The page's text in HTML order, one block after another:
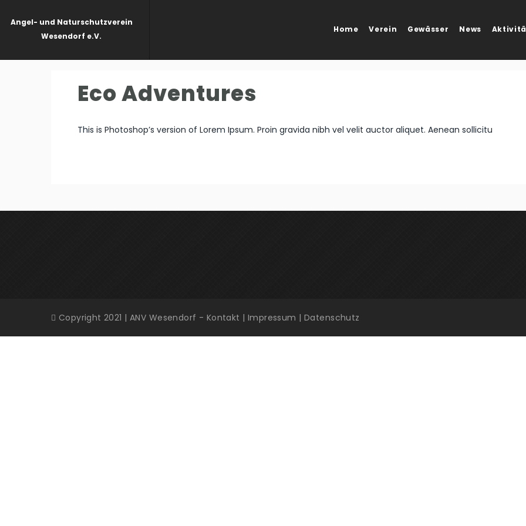
Angel- und Naturschutzverein
Wesendorf e.V.
Home Verein Gewässer News
Eco Adventures
This is Photoshop’s version of Lorem Ipsum. Proin gravida nibh vel velit auctor aliquet. Aenean sollicitu
Copyright 2021 | ANV Wesendorf - Kontakt | Impressum | Datenschutz